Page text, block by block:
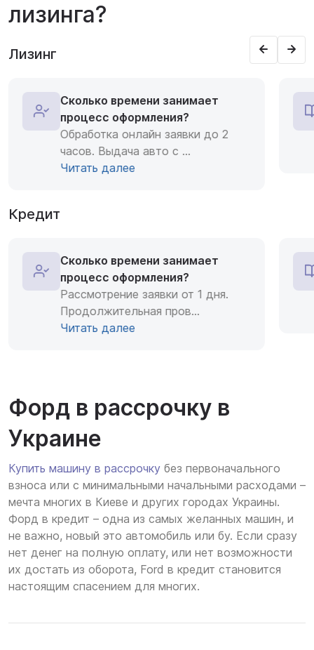
лизинга?
Лизинг
Сколько времени занимает
процесс оформления?
Обработка онлайн заявки до 2
часов. Выдача авто с ...
Читать далее
Кредит
Сколько времени занимает
процесс оформления?
Рассмотрение заявки от 1 дня.
Продолжительная пров...
Читать далее
Форд в рассрочку в
Украине
Купить машину в рассрочку без первоначального
взноса или с минимальными начальными расходами –
мечта многих в Киеве и других городах Украины.
Форд в кредит – одна из самых желанных машин, и
не важно, новый это автомобиль или бу. Если сразу
нет денег на полную оплату, или нет возможности
их достать из оборота, Ford в кредит становится
настоящим спасением для многих.